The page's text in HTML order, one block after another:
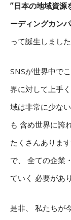
”日本の地域資源
ーディングカン
って誕生しました
SNSが世界中で
界に対して上手
域は非常に少な
も 含め世界に誇
たくさんありま
で、 全ての企業
ていく 必要があ
是非、 私たちが